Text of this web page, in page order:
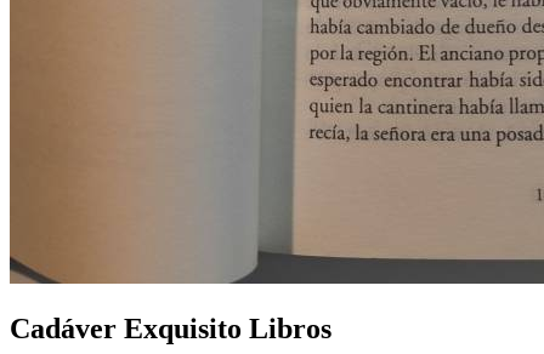
Cadáver Exquisito Libros